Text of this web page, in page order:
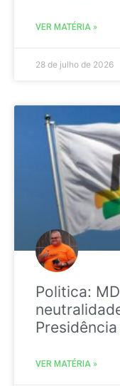
VER MATÉRIA »
28 de julho de 2026
Politica:
VER MATÉRIA »